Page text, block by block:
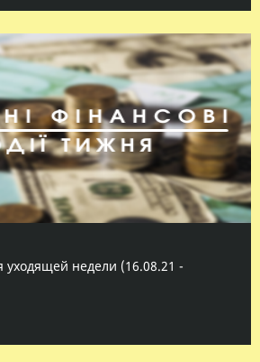
недели (16.08.21 -